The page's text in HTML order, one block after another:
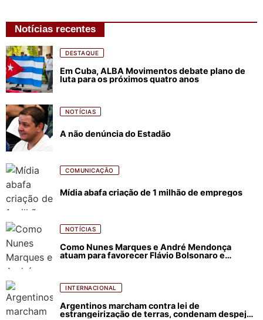
Notícias recentes
DESTAQUE
Em Cuba, ALBA Movimentos debate plano de
luta para os próximos quatro anos
NOTÍCIAS
A não denúncia do Estadão
COMUNICAÇÃO
Mídia abafa criação de 1 milhão de empregos
NOTÍCIAS
Como Nunes Marques e André Mendonça
atuam para favorecer Flávio Bolsonaro e
INTERNACIONAL
Argentinos marcham contra lei de
estrangeirização de terras, condenam despejos